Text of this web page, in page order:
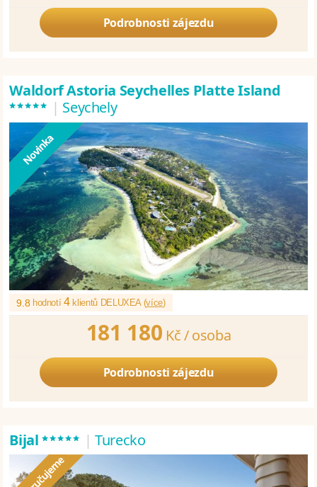
Podrobnosti zájezdu
Waldorf Astoria Seychelles Platte Island
***** | Seychely
9.8 hodnotí4klientů DELUXEA (více)
181 180 Kč /osoba
Podrobnosti zájezdu
Bijal***** | Turecko